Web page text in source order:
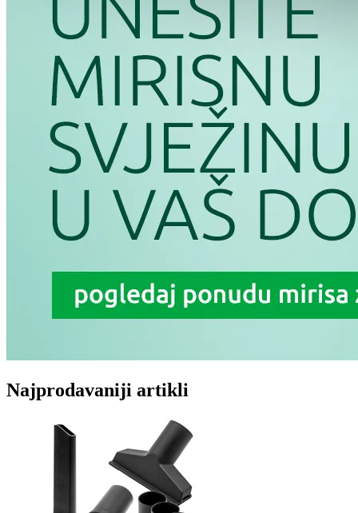
Najprodavaniji artikli